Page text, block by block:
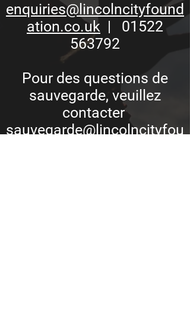
enquiries@lincolncityfound
ation.co.uk | 01522
563792
Pour des questions de
sauvegarde, veuillez
contacter
sauvegarde@lincolncityfou